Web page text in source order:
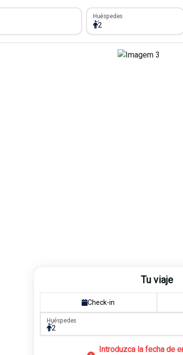
Huéspedes
Huéspedes
2
Tu viaje
Check-in
Huéspedes
Huéspedes
2
Introduzca la fecha de